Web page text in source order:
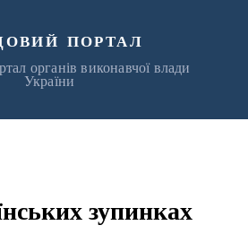
портал
органів виконавчої влади
України
зупинках